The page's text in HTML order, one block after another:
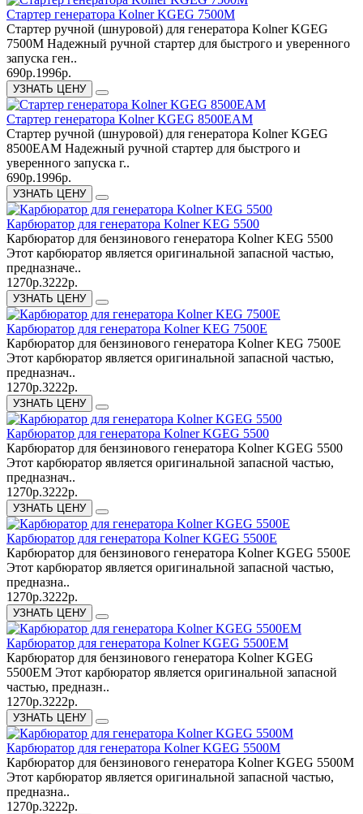
Cтартер генератора Kolner KGEG 7500М
Стартер ручной (шнуровой) для генератора Kolner KGEG
7500М Надежный ручной стартер для быстрого и уверенного
запуска ген..
690р.1996р.
УЗНАТЬ ЦЕНУ
Cтартер генератора Kolner KGEG 8500EAМ
Стартер ручной (шнуровой) для генератора Kolner KGEG
8500EAМ Надежный ручной стартер для быстрого и
уверенного запуска г..
690р.1996р.
УЗНАТЬ ЦЕНУ
Карбюратор для генератора Kolner KEG 5500
Карбюратор для бензинового генератора Kolner KEG 5500
Этот карбюратор является оригинальной запасной частью,
предназначе..
1270р.3222р.
УЗНАТЬ ЦЕНУ
Карбюратор для генератора Kolner KEG 7500E
Карбюратор для бензинового генератора Kolner KEG 7500E
Этот карбюратор является оригинальной запасной частью,
предназнач..
1270р.3222р.
УЗНАТЬ ЦЕНУ
Карбюратор для генератора Kolner KGEG 5500
Карбюратор для бензинового генератора Kolner KGEG 5500
Этот карбюратор является оригинальной запасной частью,
предназнач..
1270р.3222р.
УЗНАТЬ ЦЕНУ
Карбюратор для генератора Kolner KGEG 5500Е
Карбюратор для бензинового генератора Kolner KGEG 5500Е
Этот карбюратор является оригинальной запасной частью,
предназна..
1270р.3222р.
УЗНАТЬ ЦЕНУ
Карбюратор для генератора Kolner KGEG 5500ЕМ
Карбюратор для бензинового генератора Kolner KGEG
5500ЕМ Этот карбюратор является оригинальной запасной
частью, предназн..
1270р.3222р.
УЗНАТЬ ЦЕНУ
Карбюратор для генератора Kolner KGEG 5500М
Карбюратор для бензинового генератора Kolner KGEG 5500М
Этот карбюратор является оригинальной запасной частью,
предназна..
1270р.3222р.